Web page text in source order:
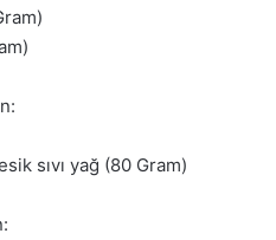
sıvı yağ (80 Gram)